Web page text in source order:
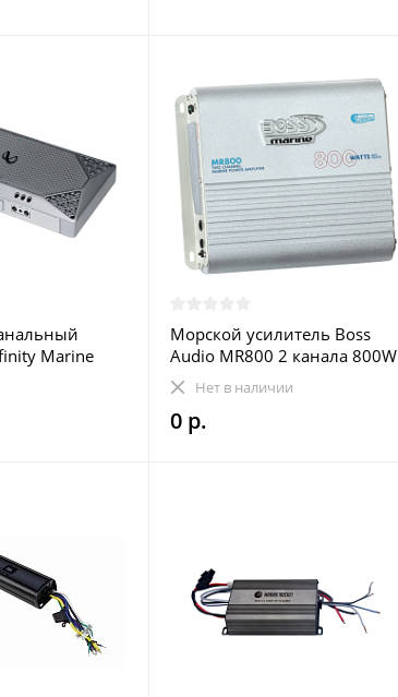
Marine
Морской усилитель Boss
Audio MR800 2 канала 800W
Нет в наличии
0 р.